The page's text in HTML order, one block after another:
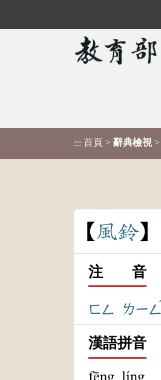
::: 首頁 > 辭典檢視
風鈴
注 音
ㄈㄥ ㄌㄧㄥ
漢語拼音
fēng líng